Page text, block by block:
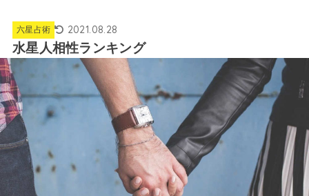
六星占術 2021.08.28
水星人相性ランキング